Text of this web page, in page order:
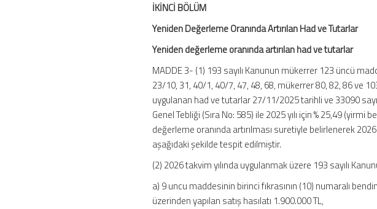
İKİNCİ BÖLÜM
Yeniden Değerleme Oranında Artırılan Had ve Tutarlar
Yeniden değerleme oranında artırılan had ve tutarlar
MADDE 3- (1) 193 sayılı Kanunun mükerrer 123 üncü
23/10, 31, 40/1, 40/7, 47, 48, 68, mükerrer 80, 82, 86 ve
uygulanan had ve tutarlar 27/11/2025 tarihli ve 33090
Genel Tebliği (Sıra No: 585) ile 2025 yılı için % 25,49
değerleme oranında artırılması suretiyle belirlenerek
aşağıdaki şekilde tespit edilmiştir.
(2) 2026 takvim yılında uygulanmak üzere 193 sayılı
a) 9 uncu maddesinin birinci fıkrasının (10) numaralı
üzerinden yapılan satış hasılatı 1.900.000 TL,